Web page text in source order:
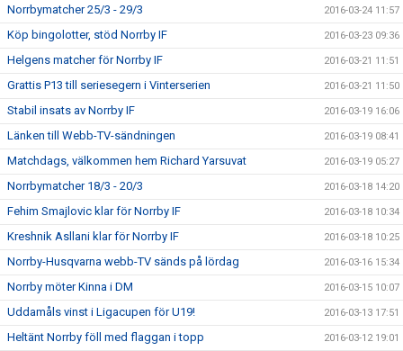
Norrbymatcher 25/3 - 29/3 2016-03-24 11:57
Köp bingolotter, stöd Norrby IF 2016-03-23 09:36
Helgens matcher för Norrby IF 2016-03-21 11:51
Grattis P13 till seriesegern i Vinterserien 2016-03-21 11:50
Stabil insats av Norrby IF 2016-03-19 16:06
Länken till Webb-TV-sändningen 2016-03-19 08:41
Matchdags, välkommen hem Richard Yarsuvat 2016-03-19 05:27
Norrbymatcher 18/3 - 20/3 2016-03-18 14:20
Fehim Smajlovic klar för Norrby IF 2016-03-18 10:34
Kreshnik Asllani klar för Norrby IF 2016-03-18 10:25
Norrby-Husqvarna webb-TV sänds på lördag 2016-03-16 15:34
Norrby möter Kinna i DM 2016-03-15 10:07
Uddamåls vinst i Ligacupen för U19! 2016-03-13 17:51
Heltänt Norrby föll med flaggan i topp 2016-03-12 19:01